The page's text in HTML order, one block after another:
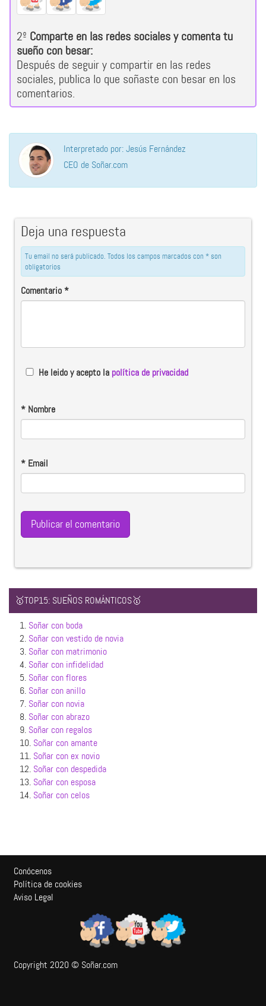
2º Comparte en las redes sociales y comenta tu
sueño con besar:
Después de seguir y compartir en las redes
sociales, publica lo que soñaste con besar en los
comentarios.
Interpretado por: Jesús Fernández
CEO de Soñar.com
Deja una respuesta
Tu email no será publicado. Todos los campos marcados con * son
obligatorios
Comentario*
He leido y acepto la política de privacidad
* Nombre
* Email
🥇TOP15: SUEÑOS ROMÁNTICOS🥇
1. Soñar con boda
2. Soñar con vestido de novia
3. Soñar con matrimonio
4. Soñar con infidelidad
5. Soñar con flores
6. Soñar con anillo
7. Soñar con novia
8. Soñar con abrazo
9. Soñar con regalos
10. Soñar con amante
11. Soñar con ex novio
12. Soñar con despedida
13. Soñar con esposa
14. Soñar con celos
Conócenos
Política de cookies
Aviso Legal
Copyright 2020 © Soñar.com